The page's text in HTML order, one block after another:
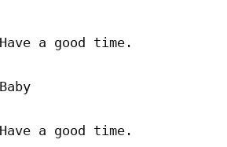
a good time.
a good time.